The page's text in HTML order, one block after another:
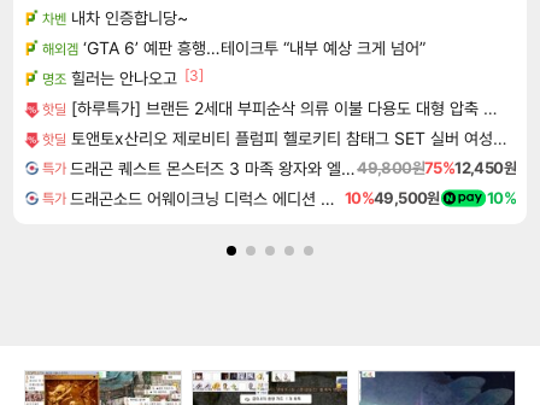
차벤 내차 인증합니당~
해외겜 ‘GTA 6’ 예판 흥행…테이크투 “내부 예상 크게 넘어”
명조 힐러는 안나오고 [3]
핫딜 [하루특가] 브랜든 2세대 부피순삭 의류 이불 다용도 대형 압축 파우치 2매세트
핫딜 토앤토x산리오 제로비티 플럼피 헬로키티 참태그 SET 실버 여성용 쪼리
특가 드래곤 퀘스트 몬스터즈 3 마족 왕자와 엘프의 여행 Dragon Quest Monsters The Dark Prince49,800원75%12,450원
특가 드래곤소드 어웨이크닝 디럭스 에디션 DragonSword Awakening Deluxe Edition 10%49,500원 10%